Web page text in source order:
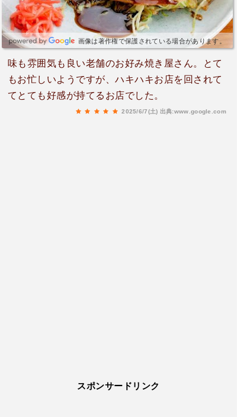
画像は著作権で保護されている場合があります。
味も雰囲気も良い老舗のお好み焼き屋さん。とて
もお忙しいようですが、ハキハキお店を回されて
てとても好感が持てるお店でした。
2025/6/7(土) 出典:www.google.com
スポンサードリンク